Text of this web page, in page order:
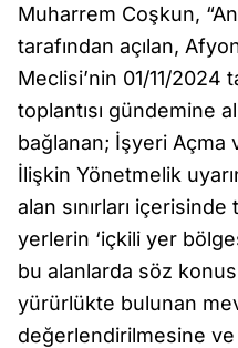
Muharrem Coşkun,
tarafından açılan,
Meclisi’nin 01/11/2024
toplantısı gündemine
bağlanan; İşyeri Açma
İlişkin Yönetmelik
alan sınırları
yerlerin ‘içkili yer
bu alanlarda söz
yürürlükte bulunan
değerlendirilmesine ve